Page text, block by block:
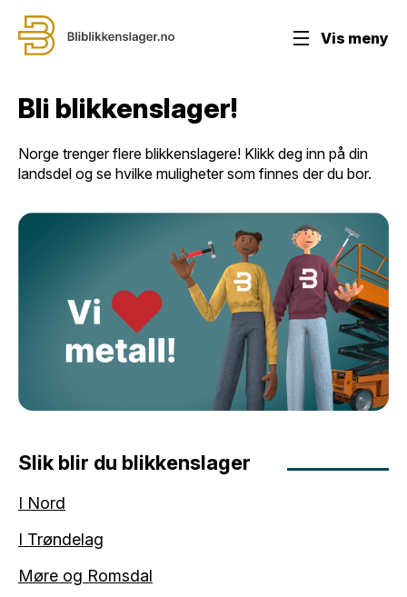
Vis meny
Bli blikkenslager!
Norge trenger flere blikkenslagere! Klikk deg inn på din
landsdel og se hvilke muligheter som finnes der du bor.
Slik blir du blikkenslager
I Nord
I Trøndelag
Møre og Romsdal